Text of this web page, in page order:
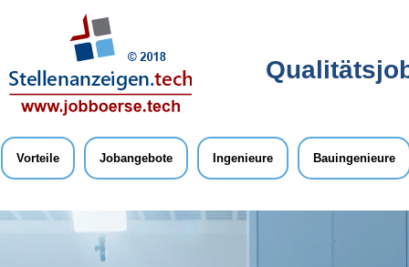
Vorteile Jobangebote Ingenieure Bauingenieure